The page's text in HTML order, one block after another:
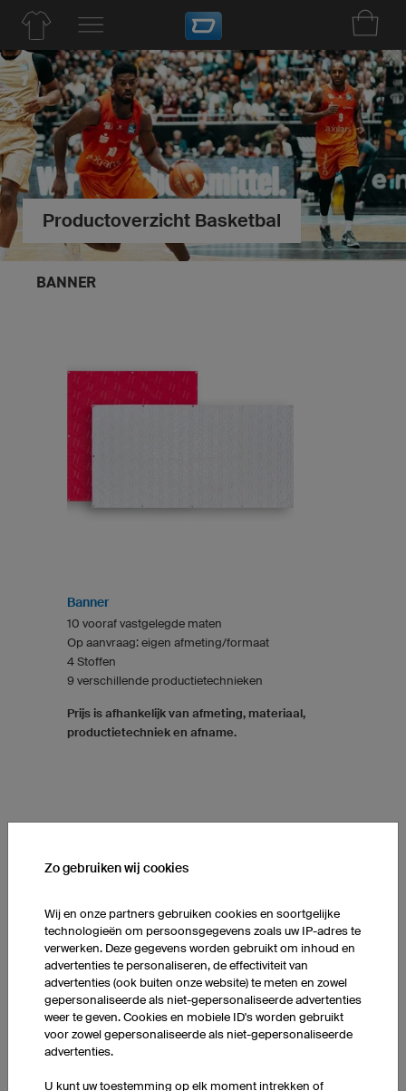
Productoverzicht Basketbal
BANNER
Banner
10 vooraf vastgelegde maten
Op aanvraag: eigen afmeting/formaat
4 Stoffen
9 verschillende productietechnieken
Prijs is afhankelijk van afmeting, materiaal,
productietechniek en afname.
Sokken Heren Basketbalshorts
Zelf basketbalshirts
ontwerpen
Sokken
Zo gebruiken wij cookies
Wij en onze partners gebruiken cookies en soortgelijke
technologieën om persoonsgegevens zoals uw IP-adres te
verwerken. Deze gegevens worden gebruikt om inhoud en
advertenties te personaliseren, de effectiviteit van
advertenties (ook buiten onze website) te meten en zowel
gepersonaliseerde als niet-gepersonaliseerde advertenties
weer te geven. Cookies en mobiele ID's worden gebruikt
voor zowel gepersonaliseerde als niet-gepersonaliseerde
advertenties.
U kunt uw toestemming op elk moment intrekken of